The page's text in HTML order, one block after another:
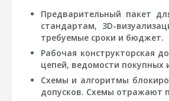
Предварительный пакет
стандартам, 3D-
требуемые сроки и бюджет.
Рабочая конструкторская
цепей, ведомости покупных
Схемы и алгоритмы
допусков. Схемы отражают